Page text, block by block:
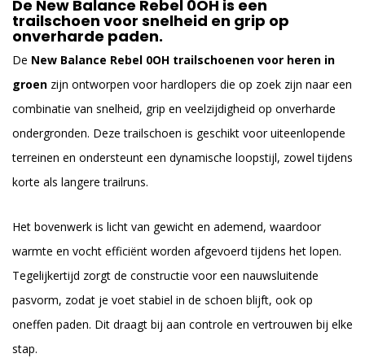
De New Balance Rebel 0OH is een
trailschoen voor snelheid en grip op
onverharde paden.
De New Balance Rebel 0OH trailschoenen voor heren in
groen zijn ontworpen voor hardlopers die op zoek zijn naar een
combinatie van snelheid, grip en veelzijdigheid op onverharde
ondergronden. Deze trailschoen is geschikt voor uiteenlopende
terreinen en ondersteunt een dynamische loopstijl, zowel tijdens
korte als langere trailruns.
Het bovenwerk is licht van gewicht en ademend, waardoor
warmte en vocht efficiënt worden afgevoerd tijdens het lopen.
Tegelijkertijd zorgt de constructie voor een nauwsluitende
pasvorm, zodat je voet stabiel in de schoen blijft, ook op
oneffen paden. Dit draagt bij aan controle en vertrouwen bij elke
stap.